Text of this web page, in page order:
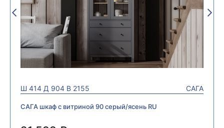
Ш 414 Д 904 В 2155 САГА
САГА шкаф с витриной 90 серый/ясень RU